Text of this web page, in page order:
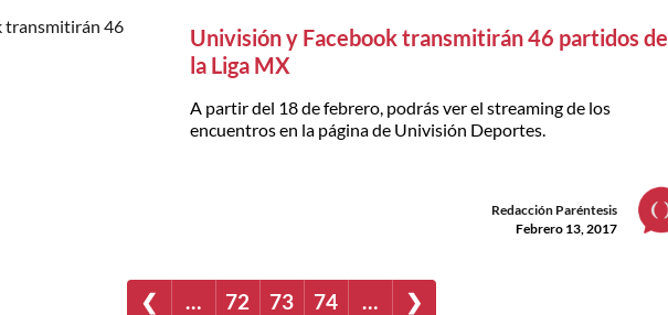
Univisión y Facebook transmitirán 46 partidos de
la Liga MX
A partir del 18 de febrero, podrás ver el streaming de los
encuentros en la página de Univisión Deportes.
Redacción Paréntesis
Febrero 13, 2017
❮ … 72 73 74 … ❯